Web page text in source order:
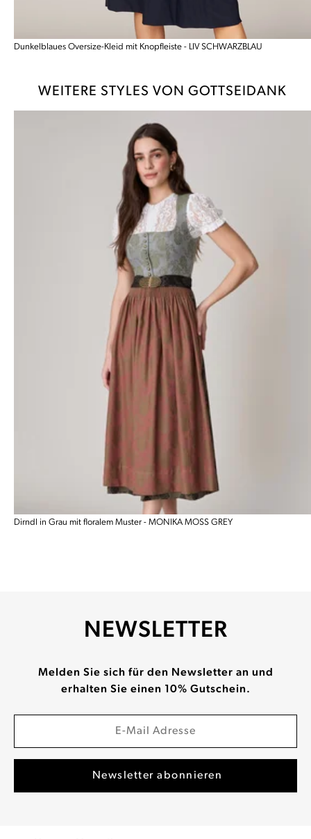
Dunkelblaues Oversize-Kleid mit Knopfleiste - LIV SCHWARZBLAU
WEITERE STYLES VON GOTTSEIDANK
Dirndl in Grau mit floralem Muster - MONIKA MOSS GREY
NEWSLETTER
Melden Sie sich für den Newsletter an und
erhalten Sie einen 10% Gutschein.